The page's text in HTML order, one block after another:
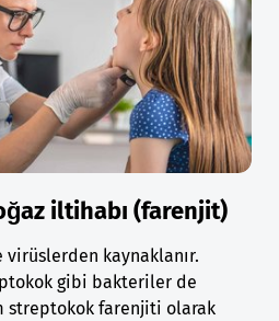
iltihabı (farenjit)
kaynaklanır.
gibi bakteriler de
streptokok farenjiti olarak